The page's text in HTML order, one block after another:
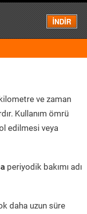
İNDİR
Menü
ve zaman
Kullanım ömrü
edilmesi veya
periyodik bakımı adı
daha uzun süre